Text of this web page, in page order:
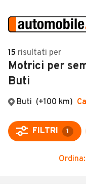
Auto
Auto Km 0
Auto Nuove
VENDI
MAGAZINE
ACCEDI
15 risultati per
Motrici per
Buti
Ordina: